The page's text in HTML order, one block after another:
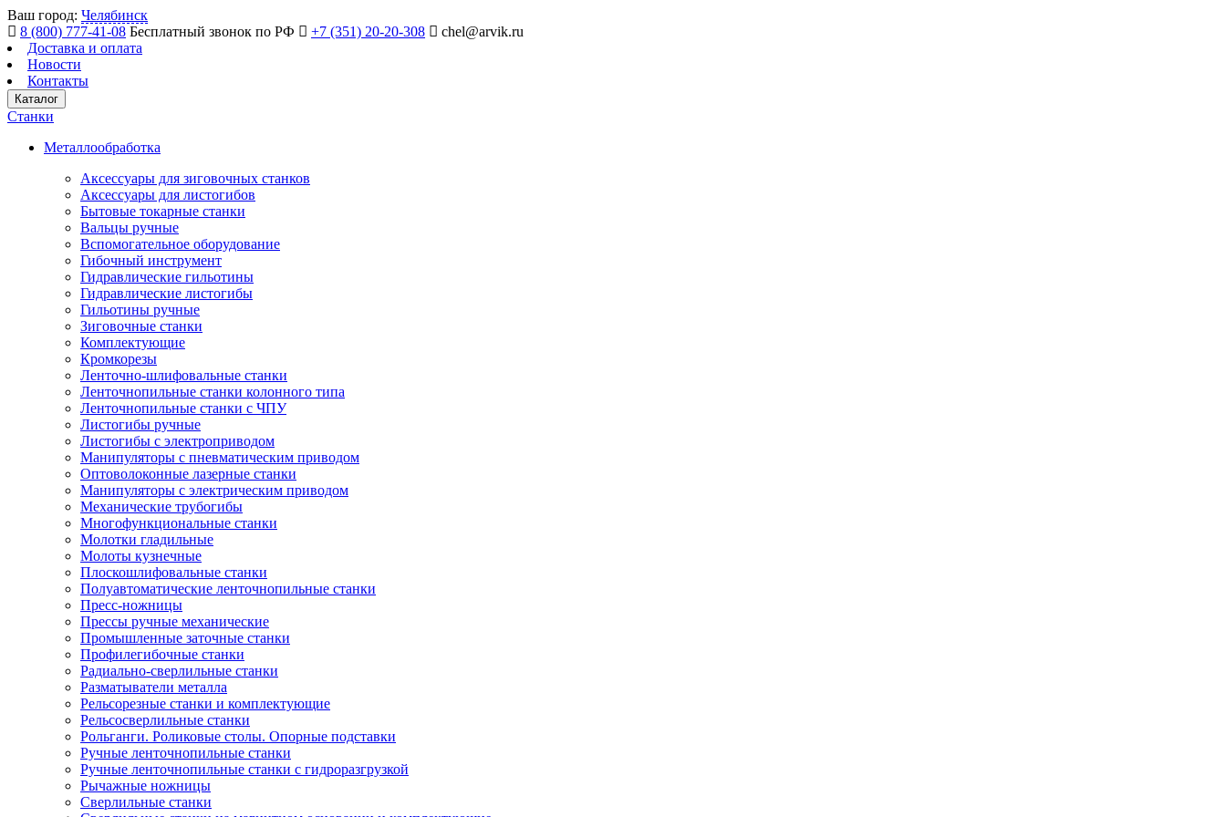
Ваш город: Челябинск
8 (800) 777-41-08 Бесплатный звонок по РФ +7 (351) 20-20-308
chel@arvik.ru
Доставка и оплата
Новости
Контакты
Каталог
Станки
Металлообработка
Аксессуары для зиговочных станков
Аксессуары для листогибов
Бытовые токарные станки
Вальцы ручные
Вспомогательное оборудование
Гибочный инструмент
Гидравлические гильотины
Гидравлические листогибы
Гильотины ручные
Зиговочные станки
Комплектующие
Кромкорезы
Ленточно-шлифовальные станки
Ленточнопильные станки колонного типа
Ленточнопильные станки с ЧПУ
Листогибы ручные
Листогибы с электроприводом
Манипуляторы с пневматическим приводом
Оптоволоконные лазерные станки
Манипуляторы с электрическим приводом
Механические трубогибы
Многофункциональные станки
Молотки гладильные
Молоты кузнечные
Плоскошлифовальные станки
Полуавтоматические ленточнопильные станки
Пресс-ножницы
Прессы ручные механические
Промышленные заточные станки
Профилегибочные станки
Радиально-сверлильные станки
Разматыватели металла
Рельсорезные станки и комплектующие
Рельсосверлильные станки
Рольганги. Роликовые столы. Опорные подставки
Ручные ленточнопильные станки
Ручные ленточнопильные станки с гидроразгрузкой
Рычажные ножницы
Сверлильные станки